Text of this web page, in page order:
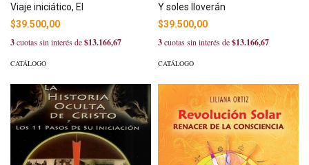
Viaje iniciático, El
$39.500,00
3cuotas sin interés de$13.166,67
CATÁLOGO
Y soles lloverán
$39.500,00
3cuotas sin interés de$13.166,67
CATÁLOGO